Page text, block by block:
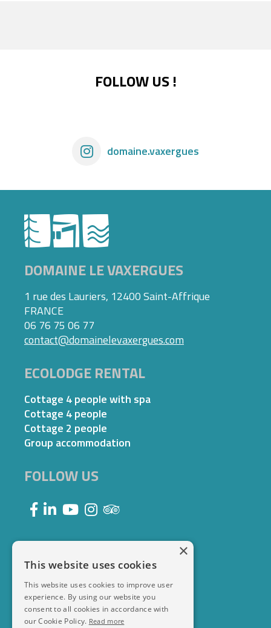
FOLLOW US !
domaine.vaxergues
DOMAINE LE VAXERGUES
1 rue des Lauriers, 12400 Saint-Affrique
FRANCE
06 76 75 06 77
contact@domainelevaxergues.com
ECOLODGE RENTAL
Cottage 4 people with spa
Cottage 4 people
Cottage 2 people
Group accommodation
FOLLOW US
×
This website uses cookies
This website uses cookies to improve user
experience. By using our website you
consent to all cookies in accordance with
our Cookie Policy. Read more